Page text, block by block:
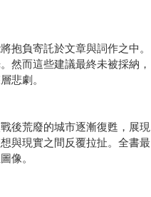
抱負寄託於文章與詞作之中。
然而這些建議最終未被採納，
悲劇。
後荒廢的城市逐漸復甦，展現
與現實之間反覆拉扯。全書最
像。